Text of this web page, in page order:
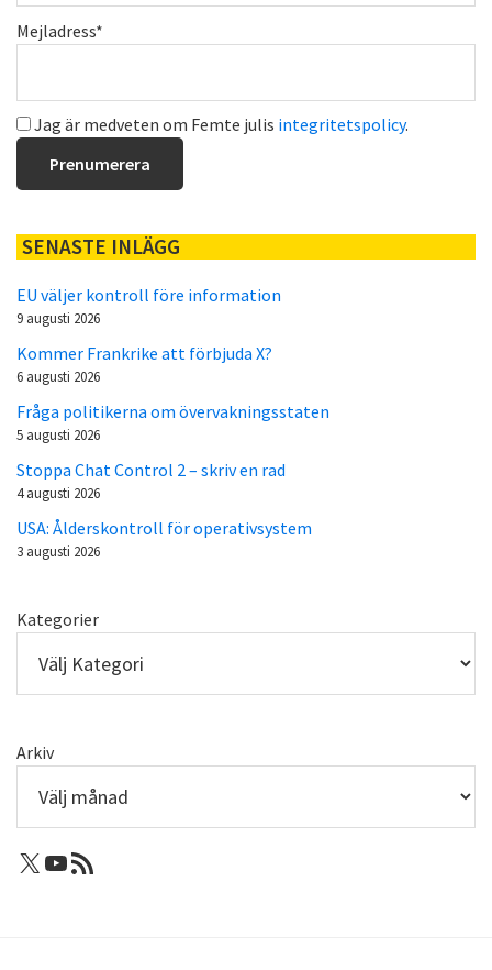
Mejladress*
Jag är medveten om Femte julis integritetspolicy.
SENASTE INLÄGG
EU väljer kontroll före information
9 augusti 2026
Kommer Frankrike att förbjuda X?
6 augusti 2026
Fråga politikerna om övervakningsstaten
5 augusti 2026
Stoppa Chat Control 2 – skriv en rad
4 augusti 2026
USA: Ålderskontroll för operativsystem
3 augusti 2026
Kategorier
Arkiv
X: Femtejuli
Youtube
RSS-flöde